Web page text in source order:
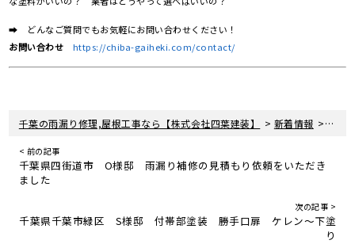
➡ どんなご質問でもお気軽にお問い合わせください！
お問い合わせ
https://chiba-gaiheki.com/contact/
千葉の雨漏り修理,屋根工事なら【株式会社四葉建装】 > 新着情報 > 屋根
< 前の記事
千葉県四街道市 O様邸 雨漏り補修の見積もり依頼をいただき
ました
次の記事 >
千葉県千葉市緑区 S様邸 付帯部塗装 勝手口扉 ケレン～下塗
り